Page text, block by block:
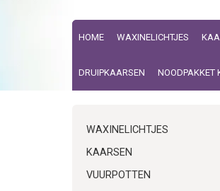
HOME WAXINELICHTJES
DRUIPKAARSEN NOODPAKKET
WAXINELICHTJES
KAARSEN
VUURPOTTEN